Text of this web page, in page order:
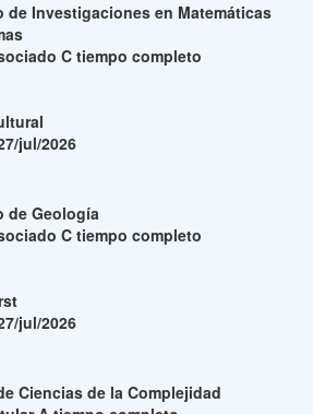
de Investigaciones en Matemáticas
C tiempo completo
jul/2026
de Geología
C tiempo completo
jul/2026
Ciencias de la Complejidad